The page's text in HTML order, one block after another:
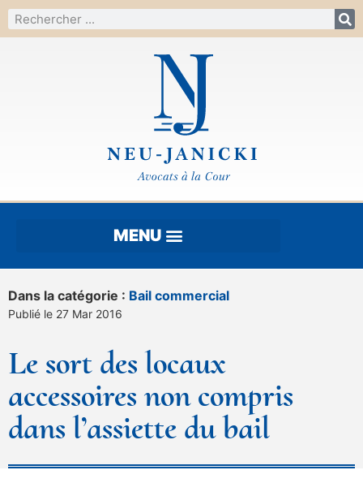
Dans la catégorie : Bail commercial
Publié le 27 Mar 2016
Le sort des locaux
accessoires non compris
dans l’assiette du bail